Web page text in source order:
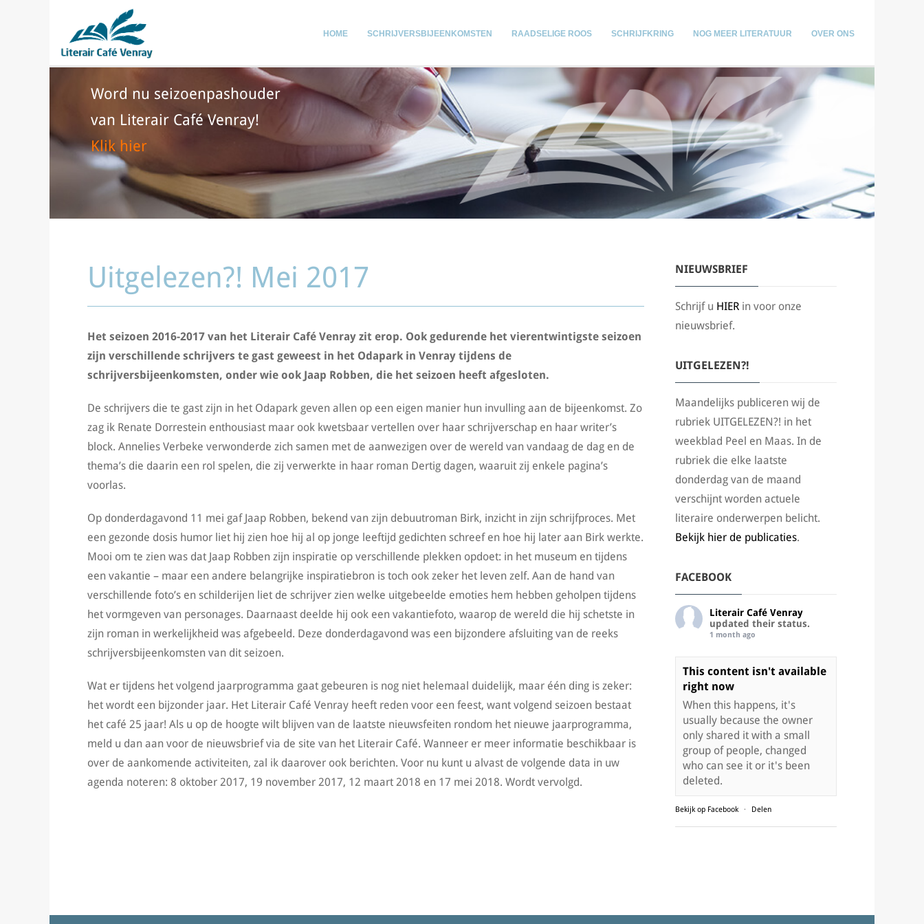
HOME SCHRIJVERSBIJEENKOMSTEN RAADSELIGE ROOS SCHRIJFKRING NOG MEER LITERATUUR OVER ONS
Word nu seizoenpashouder
van Literair Café Venray!
Klik hier
Uitgelezen?! Mei 2017
Het seizoen 2016-2017 van het Literair Café Venray zit erop. Ook gedurende het vierentwintigste seizoen
zijn verschillende schrijvers te gast geweest in het Odapark in Venray tijdens de
schrijversbijeenkomsten, onder wie ook Jaap Robben, die het seizoen heeft afgesloten.
De schrijvers die te gast zijn in het Odapark geven allen op een eigen manier hun invulling aan de bijeenkomst. Zo
zag ik Renate Dorrestein enthousiast maar ook kwetsbaar vertellen over haar schrijverschap en haar writer’s
block. Annelies Verbeke verwonderde zich samen met de aanwezigen over de wereld van vandaag de dag en de
thema’s die daarin een rol spelen, die zij verwerkte in haar roman Dertig dagen, waaruit zij enkele pagina’s
voorlas.
Op donderdagavond 11 mei gaf Jaap Robben, bekend van zijn debuutroman Birk, inzicht in zijn schrijfproces. Met
een gezonde dosis humor liet hij zien hoe hij al op jonge leeftijd gedichten schreef en hoe hij later aan Birk werkte.
Mooi om te zien was dat Jaap Robben zijn inspiratie op verschillende plekken opdoet: in het museum en tijdens
een vakantie – maar een andere belangrijke inspiratiebron is toch ook zeker het leven zelf. Aan de hand van
verschillende foto’s en schilderijen liet de schrijver zien welke uitgebeelde emoties hem hebben geholpen tijdens
het vormgeven van personages. Daarnaast deelde hij ook een vakantiefoto, waarop de wereld die hij schetste in
zijn roman in werkelijkheid was afgebeeld. Deze donderdagavond was een bijzondere afsluiting van de reeks
schrijversbijeenkomsten van dit seizoen.
Wat er tijdens het volgend jaarprogramma gaat gebeuren is nog niet helemaal duidelijk, maar één ding is zeker:
het wordt een bijzonder jaar. Het Literair Café Venray heeft reden voor een feest, want volgend seizoen bestaat
het café 25 jaar! Als u op de hoogte wilt blijven van de laatste nieuwsfeiten rondom het nieuwe jaarprogramma,
meld u dan aan voor de nieuwsbrief via de site van het Literair Café. Wanneer er meer informatie beschikbaar is
over de aankomende activiteiten, zal ik daarover ook berichten. Voor nu kunt u alvast de volgende data in uw
agenda noteren: 8 oktober 2017, 19 november 2017, 12 maart 2018 en 17 mei 2018. Wordt vervolgd.
NIEUWSBRIEF
Schrijf u HIER in voor onze
nieuwsbrief.
UITGELEZEN?!
Maandelijks publiceren wij de
rubriek UITGELEZEN?! in het
weekblad Peel en Maas. In de
rubriek die elke laatste
donderdag van de maand
verschijnt worden actuele
literaire onderwerpen belicht.
Bekijk hier de publicaties.
FACEBOOK
Literair Café Venray
updated their status.
1 month ago
This content isn't available
right now
When this happens, it's
usually because the owner
only shared it with a small
group of people, changed
who can see it or it's been
deleted.
Bekijk op Facebook · Delen